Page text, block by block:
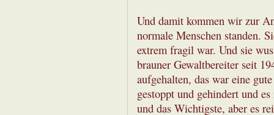
Und damit kommen wir zur
normale Menschen standen.
extrem fragil war. Und sie
brauner Gewaltbereiter seit
aufgehalten, das war eine
gestoppt und gehindert und
und das Wichtigste, aber es